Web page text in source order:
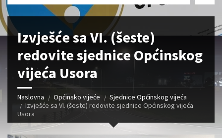
Izvješće sa VI. (šeste)
redovite sjednice Općinskog
vijeća Usora
Naslovna Općinsko vijeće
Sjednice Općinskog vijeća
Izvješće sa VI. (šeste) redovite sjednice Općinskog vijeća
Usora